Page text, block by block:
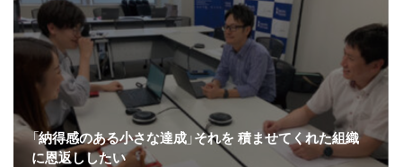
「納得感のある小さな達成」それを 積ませてくれた組織
に恩返ししたい